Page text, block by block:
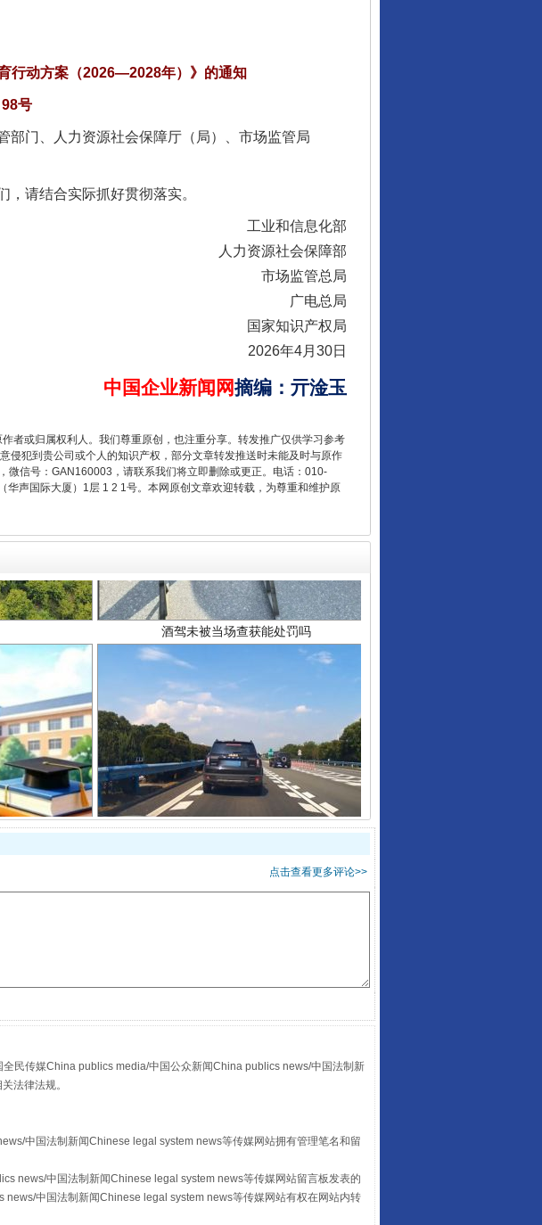
行动方案（2026—2028年）》的通知
号
部门、人力资源社会保障厅（局）、市场监管局
，请结合实际抓好贯彻落实。
工业和信息化部
人力资源社会保障部
市场监管总局
广电总局
国家知识产权局
2026年4月30日
中国企业新闻网摘编 ： 亓淦玉
者或归属权利人。我们尊重原创，也注重分享。转发推广仅供学习参考
侵犯到贵公司或个人的知识产权，部分文章转发推送时未能及时与原作
微信号：GAN160003，请联系我们将立即删除或更正。电话：010-
声国际大厦）1层 1 2 1号。本网原创文章欢迎转载，为尊重和维护原
让核能赋能千行百业
从数据变化看反腐深化
酒驾未被当场查获能处罚吗
资助 “后车司机肯定在骂我”
点击查看更多评论>>
民传媒China publics media/中国公众新闻China publics news/中国法制新
法律法规。
中国法制新闻Chinese legal system news等传媒网站拥有管理笔名和留
news/中国法制新闻Chinese legal system news等传媒网站留言板发表的
中国法制新闻Chinese legal system news等传媒网站有权在网站内转